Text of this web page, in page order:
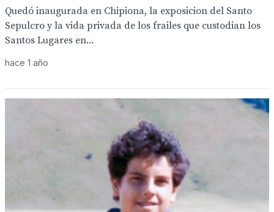
Quedó inaugurada en Chipiona, la exposicion del Santo
Sepulcro y la vida privada de los frailes que custodian los
Santos Lugares en...
hace 1 año